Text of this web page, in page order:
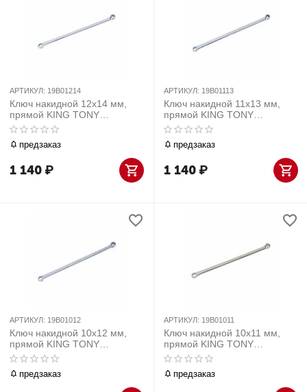
АРТИКУЛ: 19B01214
Ключ накидной 12х14 мм,
прямой KING TONY
19B01214
предзаказ
1 140₽
АРТИКУЛ: 19B01113
Ключ накидной 11х13 мм,
прямой KING TONY
19B01113
предзаказ
1 140₽
АРТИКУЛ: 19B01012
Ключ накидной 10х12 мм,
прямой KING TONY
19B01012
предзаказ
АРТИКУЛ: 19B01011
Ключ накидной 10х11 мм,
прямой KING TONY
19B01011
предзаказ